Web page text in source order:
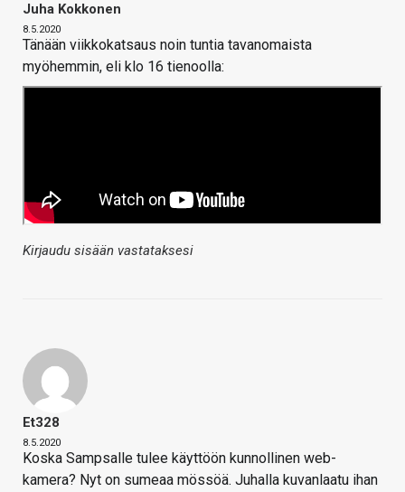
Juha Kokkonen
8.5.2020
Tänään viikkokatsaus noin tuntia tavanomaista
myöhemmin, eli klo 16 tienoolla:
Kirjaudu sisään vastataksesi
Et328
8.5.2020
Koska Sampsalle tulee käyttöön kunnollinen web-
kamera? Nyt on sumeaa mössöä. Juhalla kuvanlaatu ihan